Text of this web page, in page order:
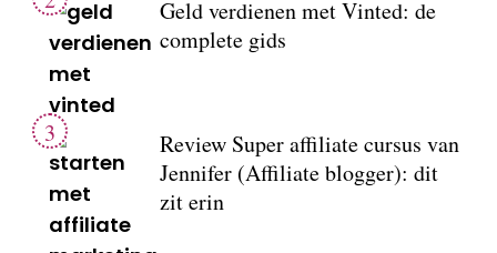
Geld verdienen met Vinted: de
complete gids
Review Super affiliate cursus van
Jennifer (Affiliate blogger): dit
zit erin